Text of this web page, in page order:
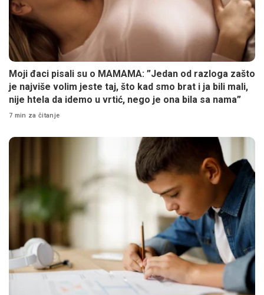
Moji đaci pisali su o MAMAMA: ”Jedan od razloga zašto
je najviše volim jeste taj, što kad smo brat i ja bili mali,
nije htela da idemo u vrtić, nego je ona bila sa nama”
7 min za čitanje